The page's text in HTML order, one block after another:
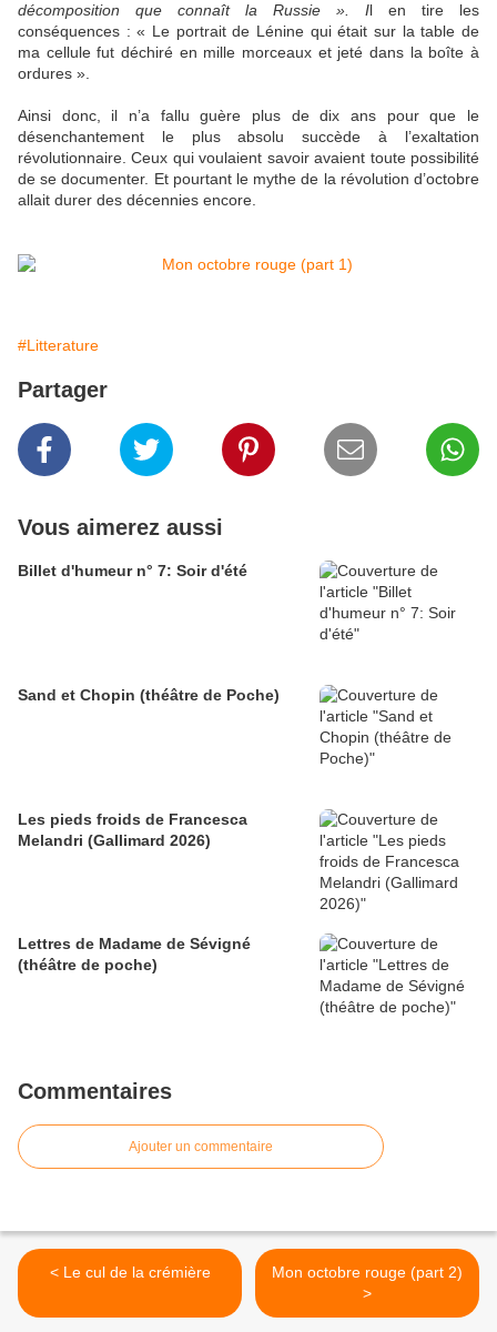
décomposition que connaît la Russie ». Il en tire les
conséquences : « Le portrait de Lénine qui était sur la table de
ma cellule fut déchiré en mille morceaux et jeté dans la boîte à
ordures ».
Ainsi donc, il n’a fallu guère plus de dix ans pour que le
désenchantement le plus absolu succède à l’exaltation
révolutionnaire. Ceux qui voulaient savoir avaient toute possibilité
de se documenter. Et pourtant le mythe de la révolution d’octobre
allait durer des décennies encore.
#Litterature
Partager
Vous aimerez aussi
Billet d'humeur n° 7: Soir d'été
Sand et Chopin (théâtre de Poche)
Les pieds froids de Francesca
Melandri (Gallimard 2026)
Lettres de Madame de Sévigné
(théâtre de poche)
Commentaires
Ajouter un commentaire
< Le cul de la crémière
Mon octobre rouge (part 2)
>